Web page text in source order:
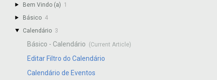
Bem Vindo (a) 1
Básico 4
Calendário 3
Básico - Calendário
Editar Filtro do Calendário
Calendário de Eventos